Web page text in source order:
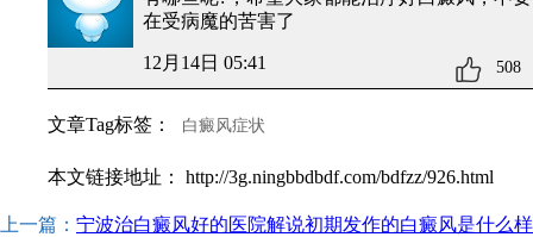
在受病魔的苦害了
12月14日 05:41 508
文章Tag标签： 白癜风症状
本文链接地址： http://3g.ningbbdbdf.com/bdfzz/926.html
上一篇： 宁波治白癜风好的医院解说初期发作的白癜风是什么样